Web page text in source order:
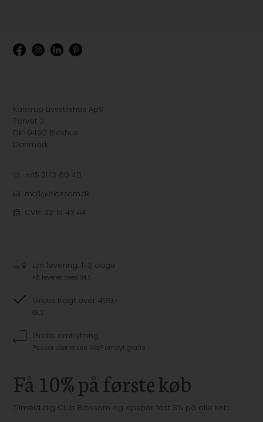
Kalstrup Livsstilshus ApS
Torvet 3
DK-9492 Blokhus
Danmark
+45 21 13 60 40
mail@blossom.dk
CVR: 32 15 43 44
Lyn levering, 1-3 dage
Få leveret med GLS
Gratis fragt over 499,-
GLS
Gratis ombytning
Passer størrelsen ikke? ombyt gratis
Få 10% på første køb
Tilmeld dig Club Blossom og opspar fast 3% på alle køb